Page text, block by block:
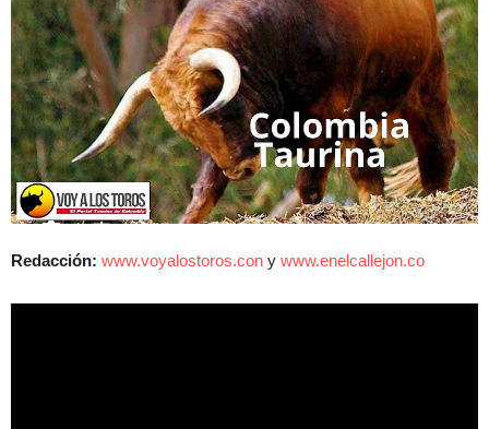
Redacción: www.voyalostoros.con y www.enelcallejon.co